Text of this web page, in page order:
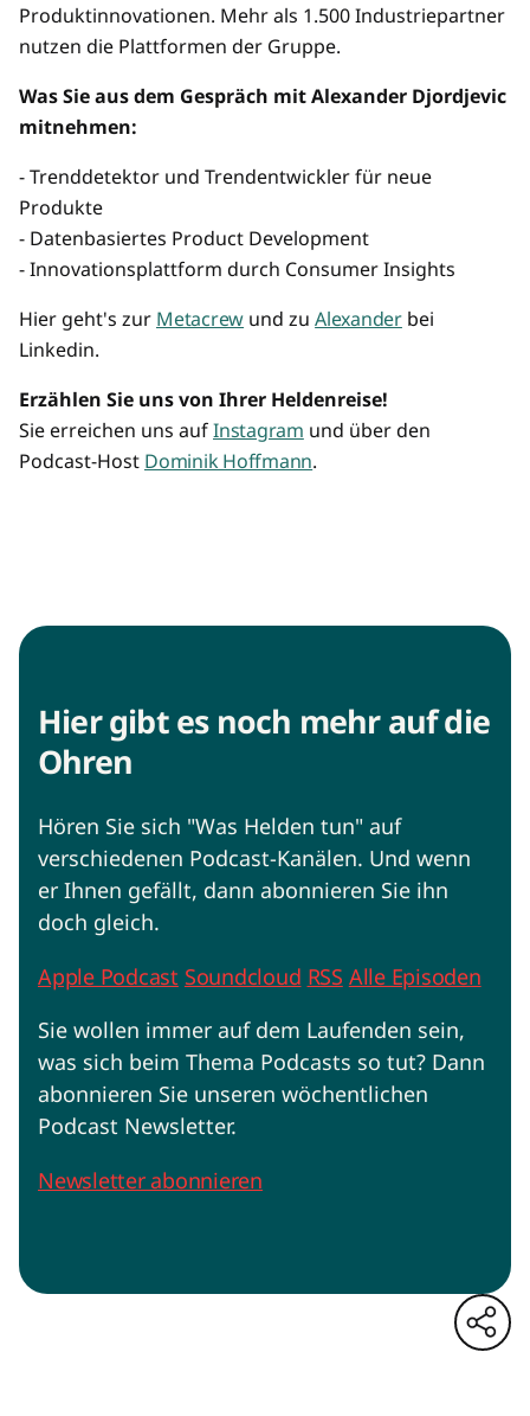
Produktinnovationen. Mehr als 1.500 Industriepartner
nutzen die Plattformen der Gruppe.
Was Sie aus dem Gespräch mit Alexander Djordjevic
mitnehmen:
- Trenddetektor und Trendentwickler für neue
Produkte
- Datenbasiertes Product Development
- Innovationsplattform durch Consumer Insights
Hier geht's zur Metacrew und zuAlexanderbei
Linkedin.
Erzählen Sie uns von Ihrer Heldenreise!
Sie erreichen uns aufInstagram und über den
Podcast-Host Dominik Hoffmann.
Hier gibt es noch mehr auf die
Ohren
Hören Sie sich "Was Helden tun" auf
verschiedenen Podcast-Kanälen. Und wenn
er Ihnen gefällt, dann abonnieren Sie ihn
doch gleich.
Apple Podcast Soundcloud RSS Alle Episoden
Sie wollen immer auf dem Laufenden sein,
was sich beim Thema Podcasts so tut? Dann
abonnieren Sie unseren wöchentlichen
Podcast Newsletter.
Newsletter abonnieren